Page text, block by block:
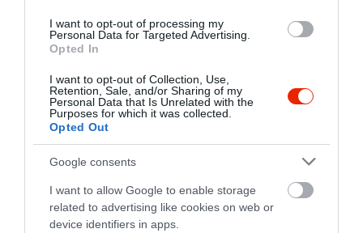
I want to opt-out of processing my
Personal Data for Targeted Advertising.
Opted In
I want to opt-out of Collection, Use,
Retention, Sale, and/or Sharing of my
Personal Data that Is Unrelated with the
Purposes for which it was collected.
Opted Out
Google consents
I want to allow Google to enable storage
related to advertising like cookies on web or
device identifiers in apps.
Probléma jelentése Te vagy a tulajdonos?